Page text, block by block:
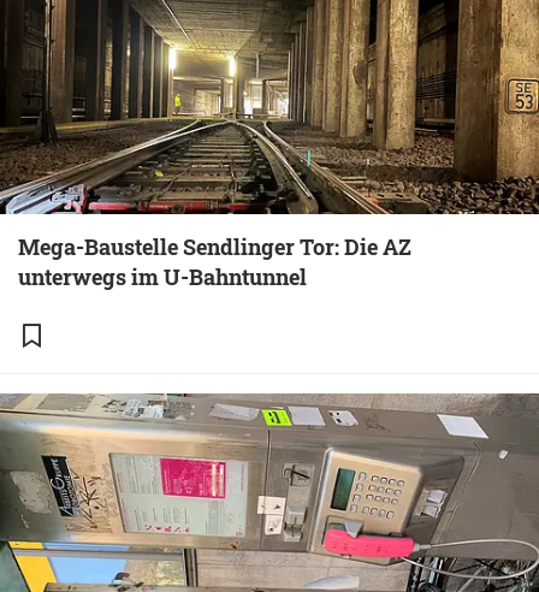
Mega-Baustelle Sendlinger Tor: Die AZ
unterwegs im U-Bahntunnel